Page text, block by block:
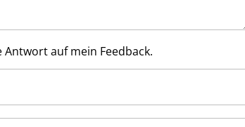
Antwort auf mein Feedback.